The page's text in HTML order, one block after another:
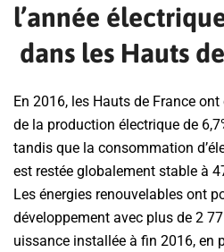
l’année
dans les Hauts
En 2016, les Hauts de France
de la production électrique de
tandis que la consommation
est restée globalement stable à
Les énergies renouvelables ont
développement avec plus de 2
uissance installée à fin 2016, en